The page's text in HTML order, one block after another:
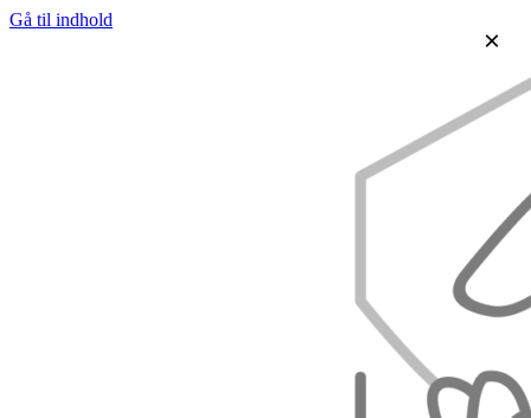
Gå til indhold
×